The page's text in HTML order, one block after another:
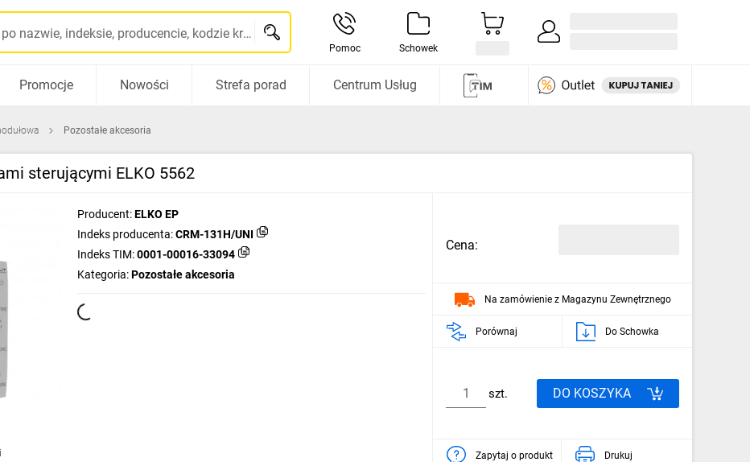
Szukaj po nazwie, indeksie, producencie, kodzie kreskowym...
Pomoc Schowek
Promocje Nowości Strefa porad Centrum Usług
Pozostałe akcesoria
sterującymi ELKO 5562
Producent:ELKO EP
Indeks producenta:CRM-131H/UNI
Indeks TIM:0001-00016-33094
Kategoria:Pozostałe akcesoria
Cena:
Na zamówienie z Magazynu Zewnętrznego
Porównaj Do Schowka
szt. DO KOSZYKA
Zapytaj o produkt Drukuj